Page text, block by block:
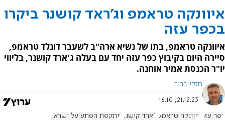
איוונקה טראמפ וג'ראד קושנר ביקרו
בכפר עזה
איוונקה טראמפ, בתו של נשיא ארה"ב לשעבר דונלד טראמפ,
סיירה היום בקיבוץ כפר עזה יחד עם בעלה ג'ארד קושנר, בליווי
יו"ר הכנסת אמיר אוחנה.
חזקי ברוך
21.12.23, 16:10
כפר עזה איוונקה טראמפ ג'ארד קושנר מתקפת הפתע על ישראל